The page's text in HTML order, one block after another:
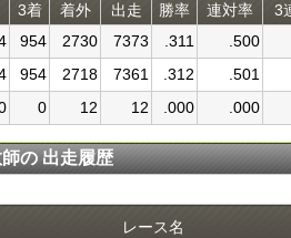
3着 着外 出走 勝率 連対率
3
954 2730 7373 .311
.500
954 2718 7361 .312
.501
0 12 12 .000 .000
出走履歴
レース名